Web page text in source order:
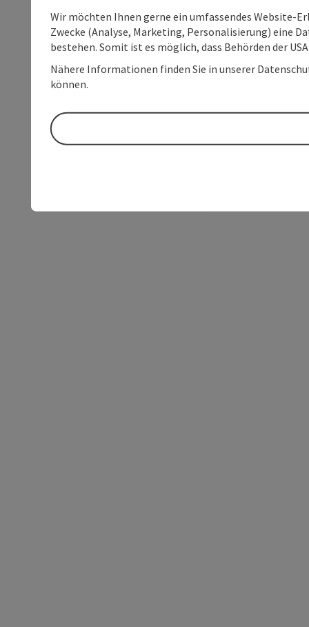
Wir möchten Ihnen gerne ein umfassendes Website-
Zwecke (Analyse, Marketing, Personalisierung) eine
bestehen. Somit ist es möglich, dass Behörden der
Nähere Informationen finden Sie in unserer
können.